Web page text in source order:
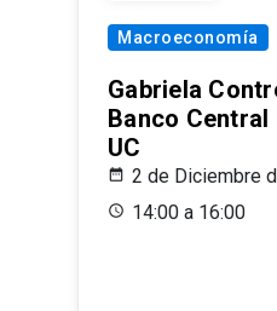
Macroeconomía
Gabriela
Banco Central
UC
2 de Diciembre
14:00 a 16:00